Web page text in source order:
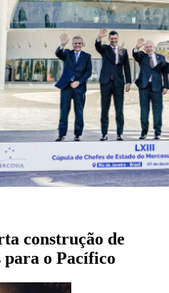
construção de
o Pacífico